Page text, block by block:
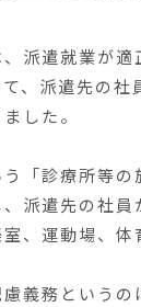
派遣就業が
、派遣先の
した。
う「診療所等
派遣先の社
、運動場、体
慮義務という